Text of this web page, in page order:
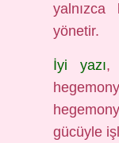
yönetir.
İyi yazı,
gücüyle